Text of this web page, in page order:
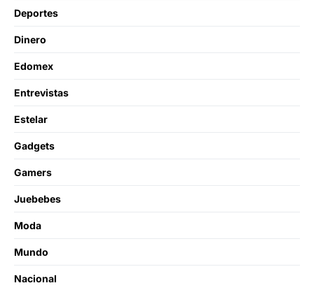
Deportes
Dinero
Edomex
Entrevistas
Estelar
Gadgets
Gamers
Juebebes
Moda
Mundo
Nacional